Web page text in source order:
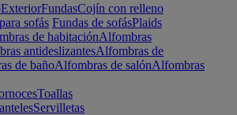
ExteriorFundasCojín con relleno
sofás Fundas de sofásPlaids
de habitaciónAlfombras
antideslizantesAlfombras de
de bañoAlfombras de salónAlfombras
Toallas
Servilletas